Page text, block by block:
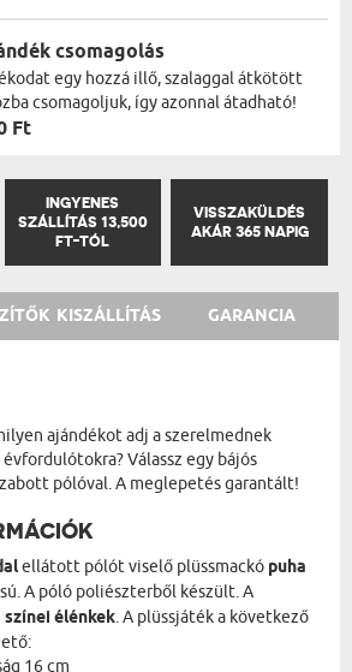
csomagolás
egy hozzá illő, szalaggal átkötött
csomagoljuk, így azonnal átadható!
Ft
INGYENES
SZÁLLÍTÁS 13,500
FT-TÓL
VISSZAKÜLDÉS
AKÁR 365 NAPIG
KISZÁLLÍTÁS GARANCIA
ajándékot adj a szerelmednek
Válassz egy bájós
pólóval. A meglepetés garantált!
ellátott pólót viselő plüssmackó puha
A póló poliészterből készült. A
élénkek. A plüssjáték a következő
16 cm